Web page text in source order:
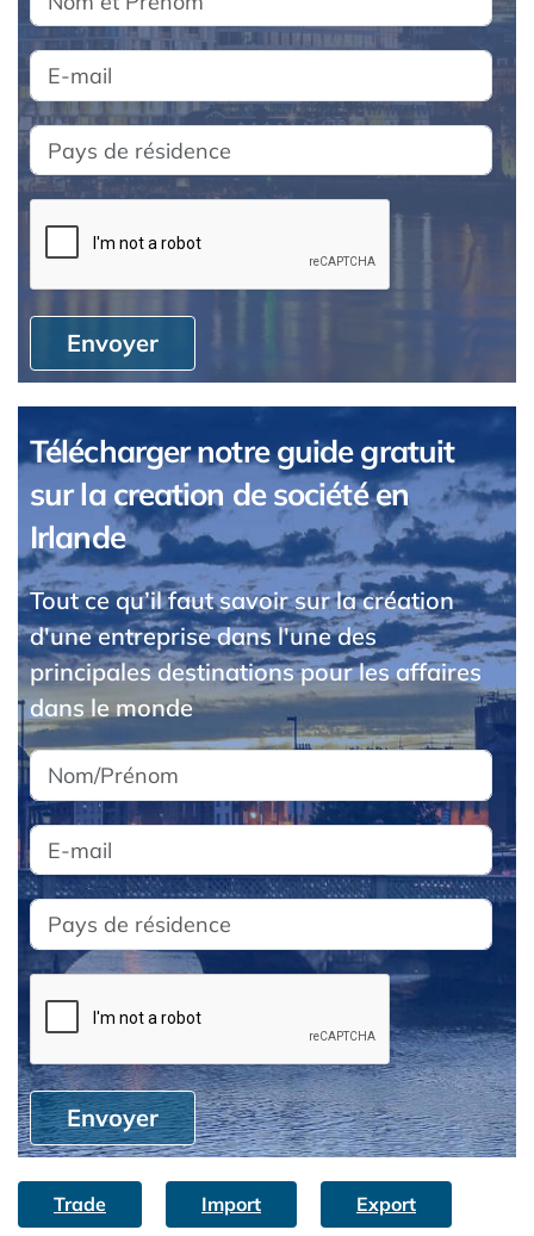
Envoyer
Télécharger notre guide gratuit
sur la creation de société en
Irlande
Tout ce qu’il faut savoir sur la création
d'une entreprise dans l'une des
principales destinations pour les affaires
dans le monde
Envoyer
Trade Import Export